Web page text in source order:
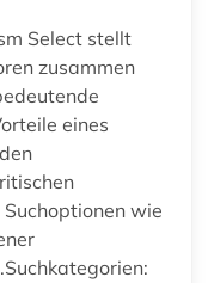
Select stellt
zusammen
eines
wie